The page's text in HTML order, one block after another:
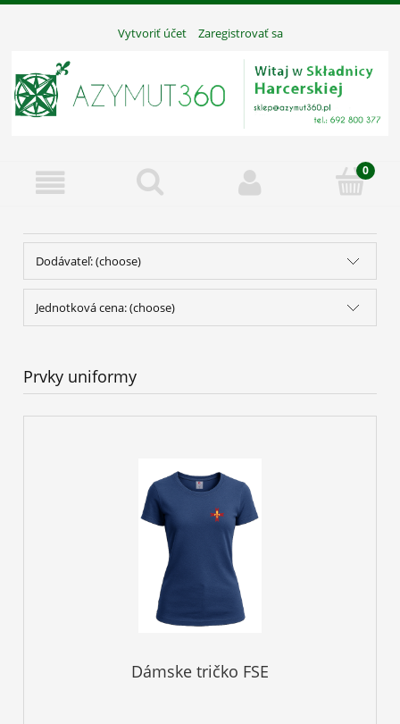
Vytvoriť účet Zaregistrovať sa
Dodávateľ: (choose)
Jednotková cena: (choose)
Prvky uniformy
Dámske tričko FSE